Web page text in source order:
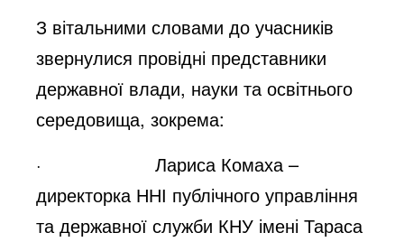
З вітальними словами до учасників
звернулися провідні представники
державної влади, науки та освітнього
середовища, зокрема:
· Лариса Комаха –
директорка ННІ публічного управління
та державної служби КНУ імені Тараса